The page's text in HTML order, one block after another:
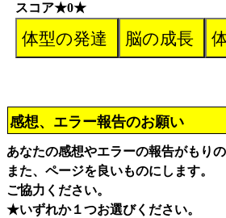
スコア★0★
感想、エラー報告のお願い
あなたの感想やエラーの報告がもり
また、ページを良いものにします。
ご協力ください。
★いずれか１つお選びください。